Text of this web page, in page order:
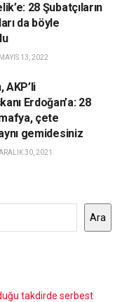
28 Şubatçıların
da böyle
MAYIS 13, 2022
AKP’li
Erdoğan’a: 28
çete
gemidesiniz
30, 2021
Ara
takdirde serbest